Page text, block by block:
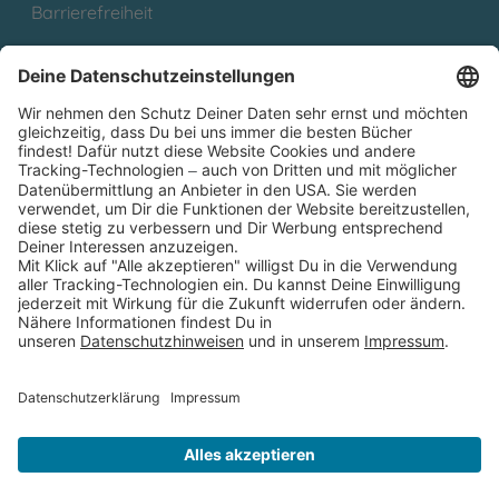
Barrierefreiheit
Partnerprogramm (Affiliate)
Folge uns auf
* Versandkostenfrei ab 9,00 € Bestellwert innerhalb
Deutschlands
** Lieferzeit 1-3 Werktage innerhalb Deutschlands
Thienemann-Esslinger Verlag GmbH, Blumenstraße 36, D-70182